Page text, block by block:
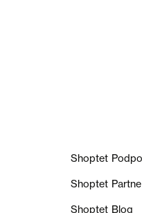
Shoptet
Shoptet
Shoptet Blog